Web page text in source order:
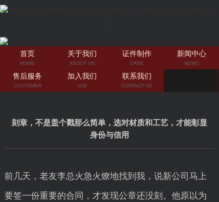
首页
HOME
关于我们
ABOUT US
证件制作
CASE
新闻中心
NEWS
售后服务
CUSTOMER
加入我们
JOB
联系我们
CONTACT US
刻章，不是盖个戳那么简单，选对材质和工艺，才能彰显
身份与信用
前几天，老友李总火急火燎地找到我，说新公司马上
要签一份重要的合同，才发现公章还没刻。他原以为